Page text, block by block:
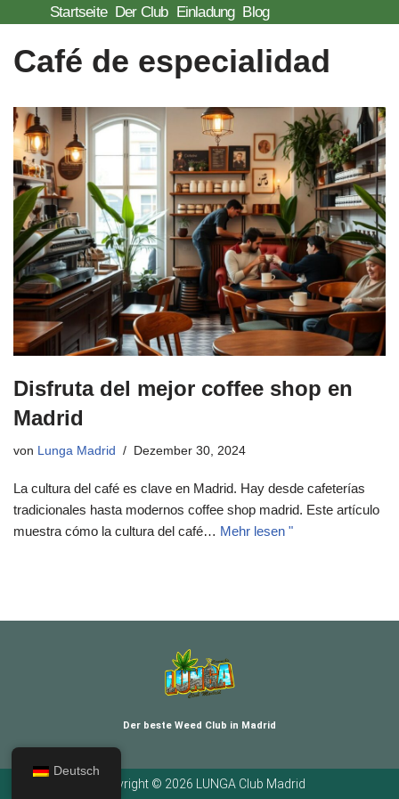
Zum
Inhalt
Startseite Der Club Einladung Blog
Café de especialidad
Disfruta del mejor coffee shop en
Madrid
von Lunga Madrid Dezember 30, 2024
La cultura del café es clave en Madrid. Hay desde cafeterías
tradicionales hasta modernos coffee shop madrid. Este artículo
muestra cómo la cultura del café… Mehr lesen "
Der beste Weed Club in Madrid
Copyright © 2026 LUNGA Club Madrid
Deutsch